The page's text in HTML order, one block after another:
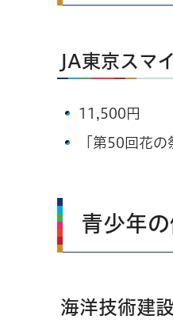
JA東京スマ
11,500円
「第50回花の
青少年
海洋技術建